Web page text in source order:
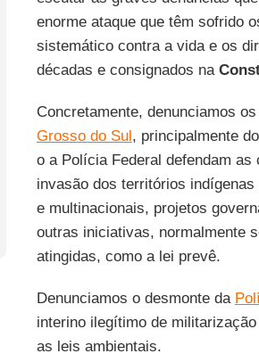
enorme ataque que têm sofrido
sistemático contra a vida e os
décadas e consignados na
Concretamente, denunciamos
Grosso do Sul, principalmente
o a Polícia Federal defendam
invasão dos territórios
e multinacionais, projetos
outras iniciativas, normalmente
atingidas, como a lei prevê.
Denunciamos o desmonte da
interino ilegítimo de
as leis ambientais.